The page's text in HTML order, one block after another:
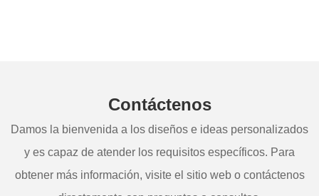
Contáctenos
Damos la bienvenida a los diseños e ideas personalizados
y es capaz de atender los requisitos específicos. Para
obtener más información, visite el sitio web o contáctenos